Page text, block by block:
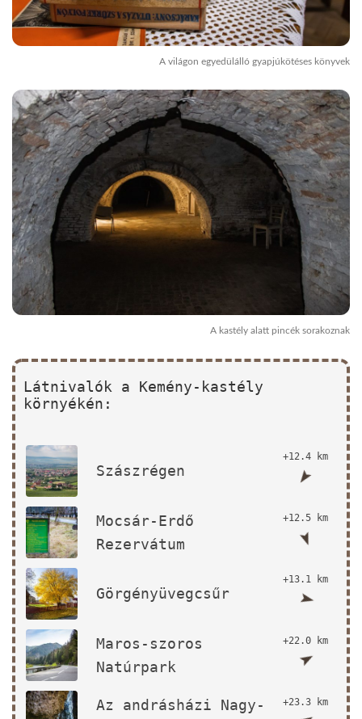
A világon egyedülálló gyapjúkötéses könyvek
A kastély alatt pincék sorakoznak
Látnivalók a Kemény-kastély
környékén:
Szászrégen
+12.4 km
Mocsár-Erdő
Rezervátum
+12.5 km
Görgényüvegcsűr
+13.1 km
Maros-szoros
Natúrpark
+22.0 km
Az andrásházi Nagy-
+23.3 km